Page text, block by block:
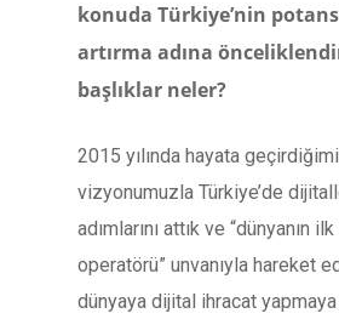
konuda Türkiye’nin
artırma adına
başlıklar neler?
2015 yılında hayata
vizyonumuzla Türkiye’de
adımlarını attık ve “dünyanın
operatörü” unvanıyla hareket
dünyaya dijital ihracat yapmaya